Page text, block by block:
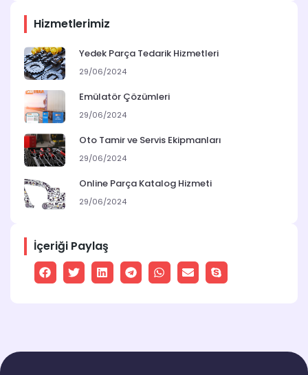
Hizmetlerimiz
Yedek Parça Tedarik Hizmetleri
29/06/2024
Emülatör Çözümleri
29/06/2024
Oto Tamir ve Servis Ekipmanları
29/06/2024
Online Parça Katalog Hizmeti
29/06/2024
İçeriği Paylaş